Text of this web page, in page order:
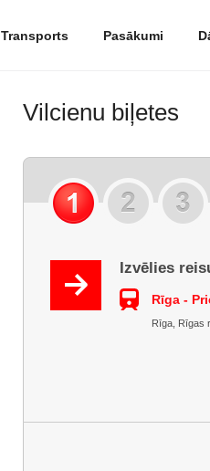
Transports Pasākumi
Vilcienu biļetes
Izvēlies
Rīga -
Rīga, Rīgas